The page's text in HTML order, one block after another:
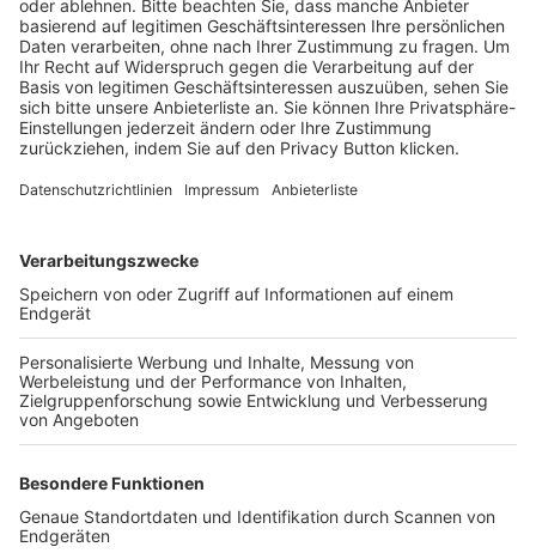
BFV-Geschäftsstellen
Trainerbörse
Login SpielPlus
FOLGE DEM BFV
TOP-VEREINE
TOP-PARTNER